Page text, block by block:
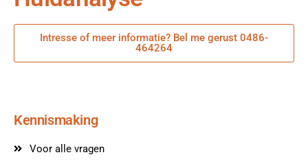
Intresse of meer informatie? Bel me gerust 0486-
464264
Kennismaking
Voor alle vragen